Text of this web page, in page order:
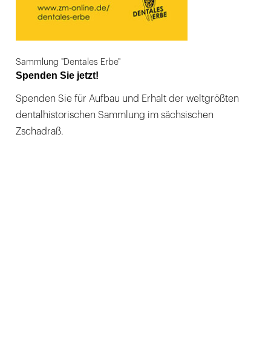
Sammlung "Dentales Erbe"
Spenden Sie jetzt!
Spenden Sie für Aufbau und Erhalt der weltgrößten
dentalhistorischen Sammlung im sächsischen
Zschadraß.